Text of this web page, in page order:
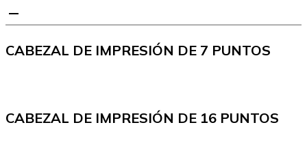
CABEZAL DE IMPRESIÓN DE 7 PUNTOS
CABEZAL DE IMPRESIÓN DE 16 PUNTOS